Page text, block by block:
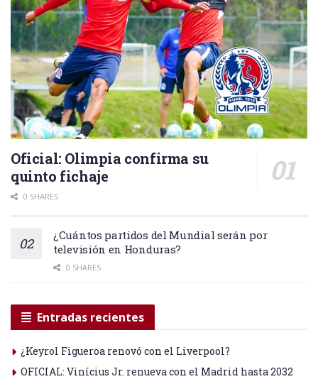
Oficial: Olimpia confirma su
quinto fichaje
0 SHARES
¿Cuántos partidos del Mundial serán por
televisión en Honduras?
0 SHARES
Entradas recientes
¿Keyrol Figueroa renovó con el Liverpool?
OFICIAL: Vinícius Jr. renueva con el Madrid hasta 2032